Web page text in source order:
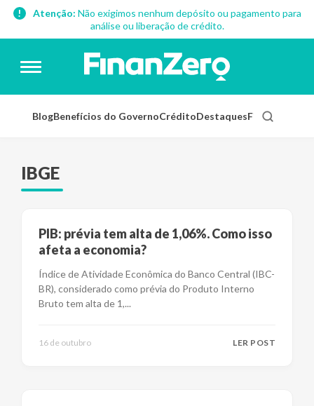
Atenção: Não exigimos nenhum depósito ou pagamento para
análise ou liberação de crédito.
BlogBenefícios do GovernoCréditoDestaquesFinanças
IBGE
PIB: prévia tem alta de 1,06%. Como isso
afeta a economia?
Índice de Atividade Econômica do Banco Central (IBC-
BR), considerado como prévia do Produto Interno
Bruto tem alta de 1,...
16 de outubro LER POST